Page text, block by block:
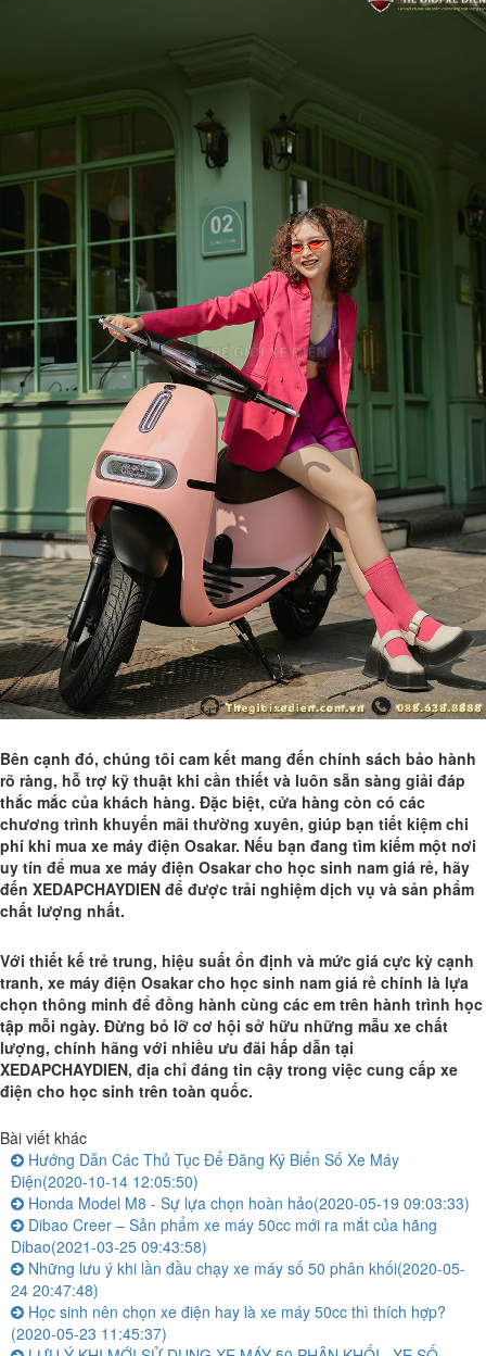
Bên cạnh đó, chúng tôi cam kết mang đến chính sách bảo hành
rõ ràng, hỗ trợ kỹ thuật khi cần thiết và luôn sẵn sàng giải đáp
thắc mắc của khách hàng. Đặc biệt, cửa hàng còn có các
chương trình khuyến mãi thường xuyên, giúp bạn tiết kiệm chi
phí khi mua xe máy điện Osakar. Nếu bạn đang tìm kiếm một nơi
uy tín để mua xe máy điện Osakar cho học sinh nam giá rẻ, hãy
đến XEDAPCHAYDIEN để được trải nghiệm dịch vụ và sản phẩm
chất lượng nhất.
Với thiết kế trẻ trung, hiệu suất ổn định và mức giá cực kỳ cạnh
tranh, xe máy điện Osakar cho học sinh nam giá rẻ chính là lựa
chọn thông minh để đồng hành cùng các em trên hành trình học
tập mỗi ngày. Đừng bỏ lỡ cơ hội sở hữu những mẫu xe chất
lượng, chính hãng với nhiều ưu đãi hấp dẫn tại
XEDAPCHAYDIEN, địa chỉ đáng tin cậy trong việc cung cấp xe
điện cho học sinh trên toàn quốc.
Bài viết khác
Hướng Dẫn Các Thủ Tục Để Đăng Ký Biển Số Xe Máy
Điện(2020-10-14 12:05:50)
Honda Model M8 - Sự lựa chọn hoàn hảo(2020-05-19 09:03:33)
Dibao Creer – Sản phẩm xe máy 50cc mới ra mắt của hãng
Dibao(2021-03-25 09:43:58)
Những lưu ý khi lần đầu chạy xe máy số 50 phân khối(2020-05-
24 20:47:48)
Học sinh nên chọn xe điện hay là xe máy 50cc thì thích hợp?
(2020-05-23 11:45:37)